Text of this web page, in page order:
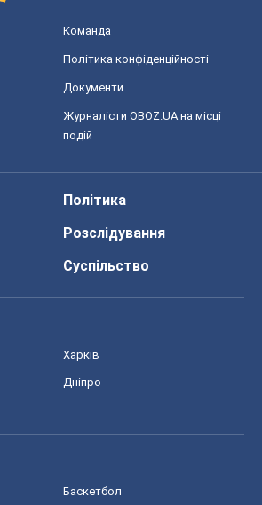
Команда
Політика конфіденційності
Документи
Журналісти OBOZ.UA на місці
подій
Політика
Розслідування
Суспільство
Харків
Дніпро
Баскетбол